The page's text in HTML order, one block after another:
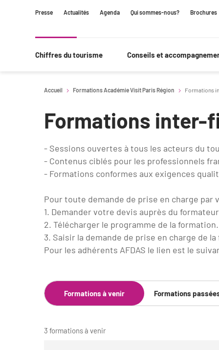
Navigation
RecherchePresse Actualités Agenda Qui sommes-nous? Brochures
Chiffres du tourisme Conseils et
Accueil Formations Académie Visit Paris Région Formations
Formations inter-
- Sessions ouvertes à tous les acteurs du
- Contenus ciblés pour les professionnels
- Formations conformes aux exigences
Pour toute demande de prise en charge par
1. Demander votre devis auprès du
2. Télécharger le programme de la formation.
3. Saisir la demande de prise en charge de
Pour les adhérents AFDAS le lien est le
Formations à venir Formations
3 formations à venir